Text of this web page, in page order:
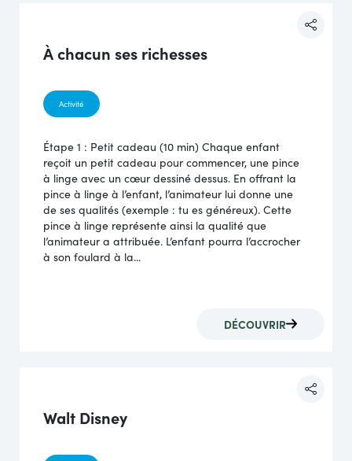
À chacun ses richesses
Activité
Étape 1 : Petit cadeau (10 min) Chaque enfant
reçoit un petit cadeau pour commencer, une pince
à linge avec un cœur dessiné dessus. En offrant la
pince à linge à l’enfant, l’animateur lui donne une
de ses qualités (exemple : tu es généreux). Cette
pince à linge représente ainsi la qualité que
l’animateur a attribuée. L’enfant pourra l’accrocher
à son foulard à la...
DÉCOUVRIR
Walt Disney